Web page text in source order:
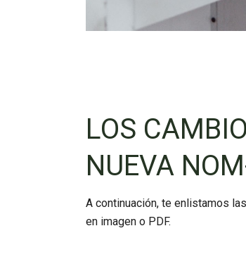
LOS
NUEVA
A continuación, te enlistamos
en imagen o PDF.